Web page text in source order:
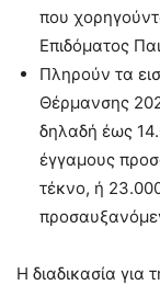
που
Επιδόματος
Πληρούν τα
Θέρμανσης
δηλαδή έως
έγγαμους
τέκνο, ή
Η διαδικασία για